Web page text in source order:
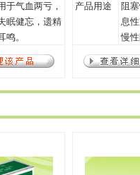
于气血两亏，
眠健忘，遗精
鸣。
产品用途
阻
息
慢